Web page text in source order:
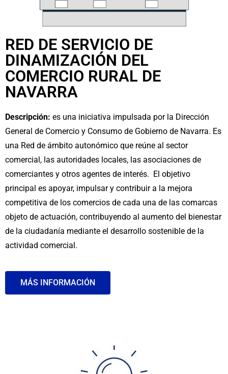
RED DE SERVICIO DE
DINAMIZACIÓN DEL
COMERCIO RURAL DE
NAVARRA
Descripción: es una iniciativa impulsada por la Dirección
General de Comercio y Consumo de Gobierno de Navarra. Es
una Red de ámbito autonómico que reúne al sector
comercial, las autoridades locales, las asociaciones de
comerciantes y otros agentes de interés. El objetivo
principal es apoyar, impulsar y contribuir a la mejora
competitiva de los comercios de cada una de las comarcas
objeto de actuación, contribuyendo al aumento del bienestar
de la ciudadanía mediante el desarrollo sostenible de la
actividad comercial.
MÁS INFORMACIÓN